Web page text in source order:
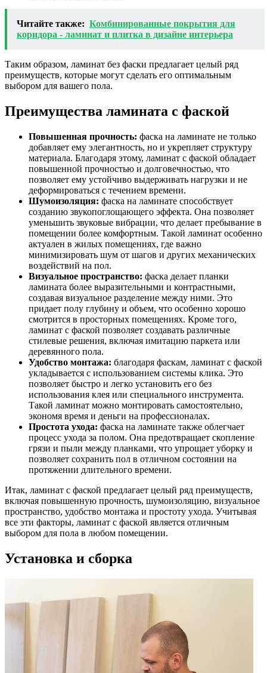
Читайте также: Комбинированные покрытия для
коридора - ламинат и плитка в дизайне интерьера
Таким образом, ламинат без фаски предлагает целый ряд
преимуществ, которые могут сделать его оптимальным
выбором для вашего пола.
Преимущества ламината с фаской
Повышенная прочность: фаска на ламинате не только
добавляет ему элегантность, но и укрепляет структуру
материала. Благодаря этому, ламинат с фаской обладает
повышенной прочностью и долговечностью, что
позволяет ему устойчиво выдерживать нагрузки и не
деформироваться с течением времени.
Шумоизоляция: фаска на ламинате способствует
созданию звукопоглощающего эффекта. Она позволяет
уменьшить звуковые вибрации, что делает пребывание в
помещении более комфортным. Такой ламинат особенно
актуален в жилых помещениях, где важно
минимизировать шум от шагов и других механических
воздействий на пол.
Визуальное пространство: фаска делает планки
ламината более выразительными и контрастными,
создавая визуальное разделение между ними. Это
придает полу глубину и объем, что особенно хорошо
смотрится в просторных помещениях. Кроме того,
ламинат с фаской позволяет создавать различные
стилевые решения, включая имитацию паркета или
деревянного пола.
Удобство монтажа: благодаря фаскам, ламинат с фаской
укладывается с использованием системы клика. Это
позволяет быстро и легко установить его без
использования клея или специального инструмента.
Такой ламинат можно монтировать самостоятельно,
экономя время и деньги на профессионалах.
Простота ухода: фаска на ламинате также облегчает
процесс ухода за полом. Она предотвращает скопление
грязи и пыли между планками, что упрощает уборку и
позволяет сохранить пол в отличном состоянии на
протяжении длительного времени.
Итак, ламинат с фаской предлагает целый ряд преимуществ,
включая повышенную прочность, шумоизоляцию, визуальное
пространство, удобство монтажа и простоту ухода. Учитывая
все эти факторы, ламинат с фаской является отличным
выбором для пола в любом помещении.
Установка и сборка